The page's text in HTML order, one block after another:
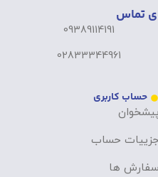
تماس
09389114191
02833344961
حساب کاربری
پیشخوان
جزییات حساب
سفارش ها